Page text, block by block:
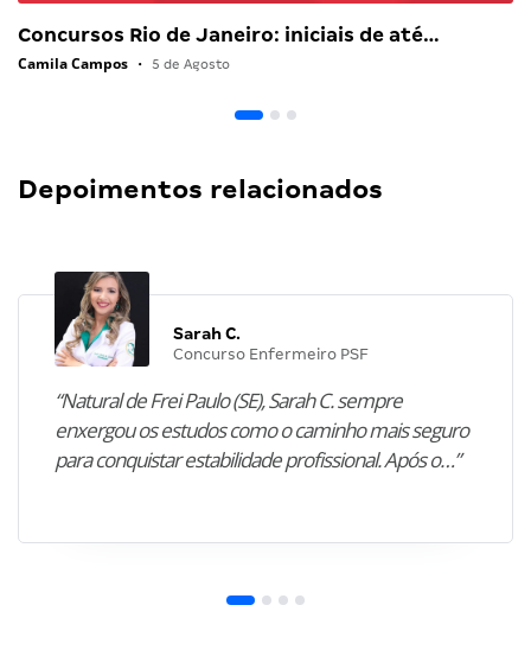
Concursos Rio de Janeiro: iniciais de até…
Camila Campos • 5 de Agosto
Depoimentos relacionados
Sarah C.
Concurso Enfermeiro PSF
“Natural de Frei Paulo (SE), Sarah C. sempre
enxergou os estudos como o caminho mais seguro
para conquistar estabilidade profissional. Após o…”